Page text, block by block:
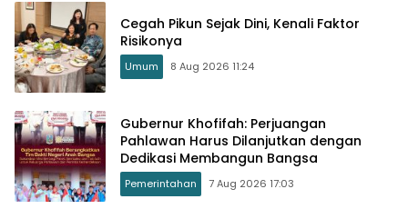
Cegah Pikun Sejak Dini, Kenali Faktor
Risikonya
Umum 8 Aug 2026 11:24
Gubernur Khofifah: Perjuangan
Pahlawan Harus Dilanjutkan dengan
Dedikasi Membangun Bangsa
Pemerintahan 7 Aug 2026 17:03